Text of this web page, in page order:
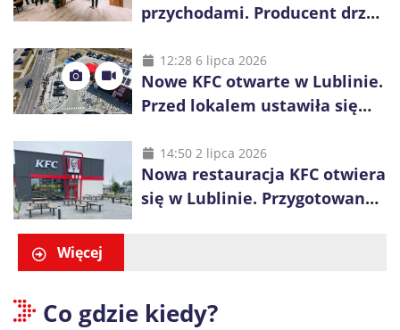
przychodami. Producent drzwi
inwestycje
12:28 6 lipca 2026
Nowe KFC otwarte w Lublinie.
Przed lokalem ustawiła się
14:50 2 lipca 2026
Nowa restauracja KFC otwiera
się w Lublinie. Przygotowano
Więcej
Co gdzie kiedy?